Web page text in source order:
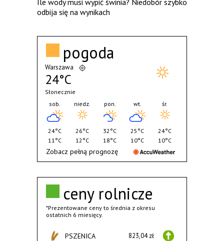
odbija się na wynikach
ceny rolnicze
*Prezentowane ceny to średnia z okresu
ostatnich 6 miesięcy.
PSZENICA 823,04 zł
pogoda
Warszawa
24°C
Słonecznie
sob.
24°C
11°C
niedz.
26°C
12°C
pon.
32°C
18°C
wt.
25°C
10°C
śr.
24°C
10°C
Zobacz pełną prognozę